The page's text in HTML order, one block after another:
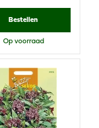
Bestellen
Op voorraad